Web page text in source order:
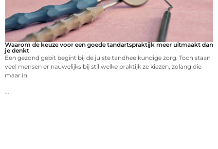
Waarom de keuze voor een goede tandartspraktijk meer uitmaakt dan
je denkt
Een gezond gebit begint bij de juiste tandheelkundige zorg. Toch staan
veel mensen er nauwelijks bij stil welke praktijk ze kiezen, zolang die
maar in